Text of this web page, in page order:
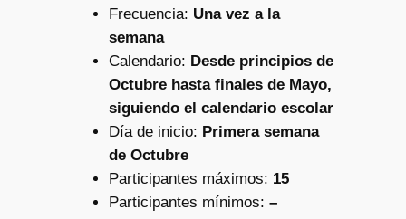
Frecuencia: Una vez a la
semana
Calendario: Desde principios de
Octubre hasta finales de Mayo,
siguiendo el calendario escolar
Día de inicio: Primera semana
de Octubre
Participantes máximos: 15
Participantes mínimos: –